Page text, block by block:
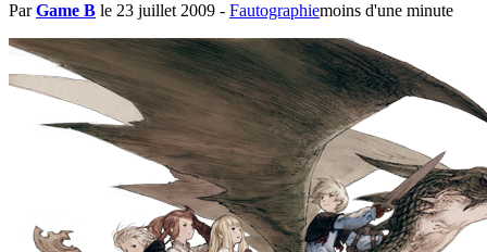
ParGame B le 23 juillet 2009 - Fautographiemoins d'une minute